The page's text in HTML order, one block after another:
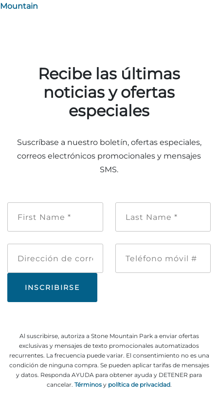
Mountain
Recibe las últimas
noticias y ofertas
especiales
Suscríbase a nuestro boletín, ofertas especiales,
correos electrónicos promocionales y mensajes
SMS.
de
*
de
móvil
Al suscribirse, autoriza a Stone Mountain Park a enviar ofertas
exclusivas y mensajes de texto promocionales automatizados
recurrentes. La frecuencia puede variar. El consentimiento no es una
condición de ninguna compra. Se pueden aplicar tarifas de mensajes
y datos. Responda AYUDA para obtener ayuda y DETENER para
cancelar. Términosy política de privacidad.